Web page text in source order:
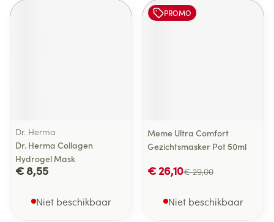
Dr. Herma
Dr. Herma Collagen
Hydrogel Mask
€ 8,55
Niet beschikbaar
PROMO
Meme Ultra Comfort
Gezichtsmasker Pot 50ml
€ 29,00
€ 26,10
Niet beschikbaar